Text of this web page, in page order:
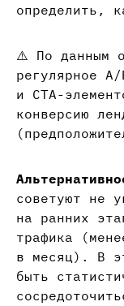
определить,
⚠️ По данным
регулярное
и CTA-
конверсию
советуют не
на ранних
трафика
в месяц). В
быть